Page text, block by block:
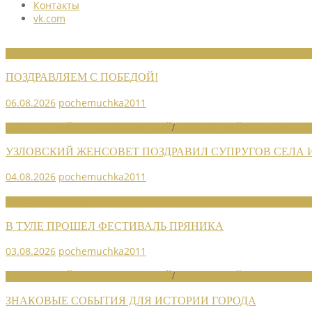
Контакты
vk.com
ПОЗДРАВЛЯЕМ С ПОБЕДОЙ!
06.08.2026 pochemuchka2011
/
УЗЛОВСКИЙ ЖЕНСОВЕТ ПОЗДРАВИЛ СУПРУГОВ СЕЛА
04.08.2026 pochemuchka2011
В ТУЛЕ ПРОШЕЛ ФЕСТИВАЛЬ ПРЯНИКА
03.08.2026 pochemuchka2011
/
ЗНАКОВЫЕ СОБЫТИЯ ДЛЯ ИСТОРИИ ГОРОДА